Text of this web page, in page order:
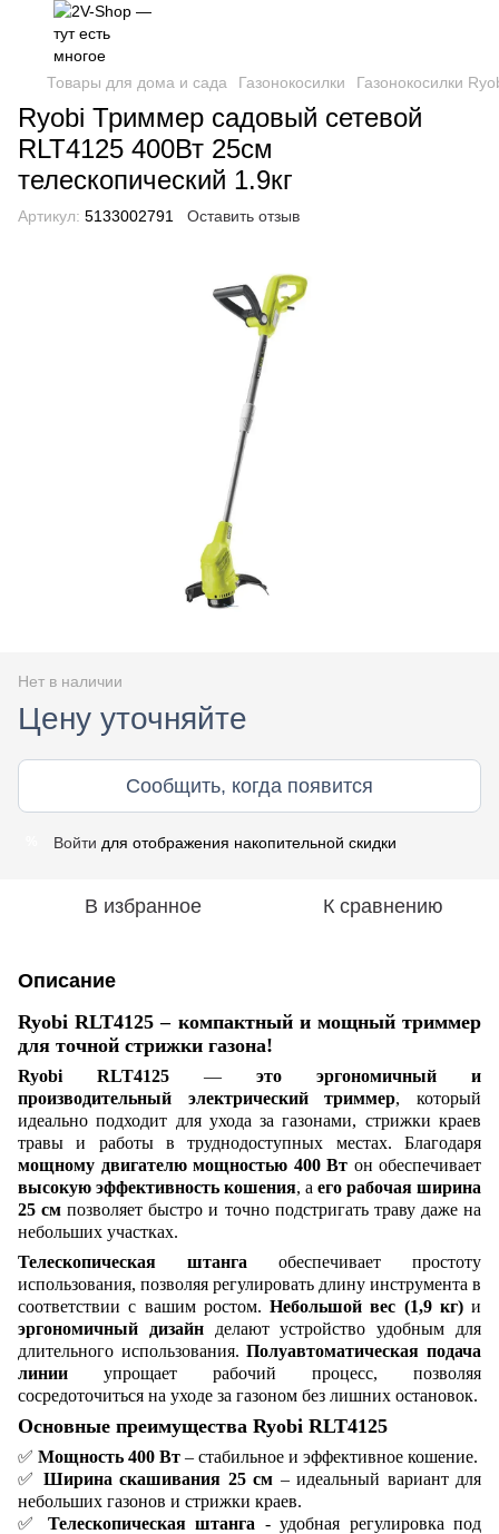
Товары для дома и сада Газонокосилки Газонокосилки
Ryobi Триммер садовый сетевой
RLT4125 400Вт 25см
телескопический 1.9кг
Артикул: 5133002791 Оставить отзыв
Нет в наличии
Цену уточняйте
Сообщить, когда появится
Войти для отображения накопительной скидки
В избранное К сравнению
Описание
Ryobi RLT4125 – компактный и мощный триммер
для точной стрижки газона!
Ryobi RLT4125 — это эргономичный и
производительный электрический триммер, который
идеально подходит для ухода за газонами, стрижки краев
травы и работы в труднодоступных местах. Благодаря
мощному двигателю мощностью 400 Вт он обеспечивает
высокую эффективность кошения, а его рабочая ширина
25 см позволяет быстро и точно подстригать траву даже на
небольших участках.
Телескопическая штанга обеспечивает простоту
использования, позволяя регулировать длину инструмента в
соответствии с вашим ростом. Небольшой вес (1,9 кг)и
эргономичный дизайнделают устройство удобным для
длительного использования.Полуавтоматическая подача
линии упрощает рабочий процесс, позволяя
сосредоточиться на уходе за газоном без лишних остановок.
Основные преимущества Ryobi RLT4125
✅ Мощность 400 Вт – стабильное и эффективное кошение.
✅ Ширина скашивания 25 см – идеальный вариант для
небольших газонов и стрижки краев.
✅ Телескопическая штанга - удобная регулировка под